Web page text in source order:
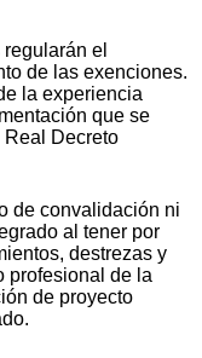
el
de las exenciones.
la experiencia
que se
Real Decreto
de convalidación ni
al tener por
destrezas y
profesional de la
de proyecto